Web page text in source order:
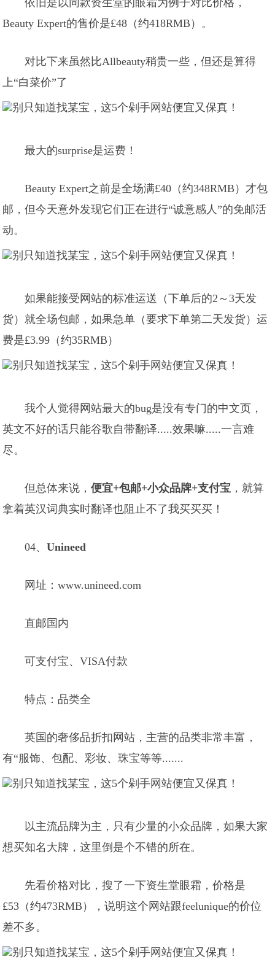
依旧是以同款资生堂的眼霜为例子对比价格，
Beauty Expert的售价是£48（约418RMB）。
对比下来虽然比Allbeauty稍贵一些，但还是算得
上“白菜价”了
最大的surprise是运费！
Beauty Expert之前是全场满£40（约348RMB）才包
邮，但今天意外发现它们正在进行“诚意感人”的免邮活
动。
如果能接受网站的标准运送（下单后的2～3天发
货）就全场包邮，如果急单（要求下单第二天发货）运
费是£3.99（约35RMB）
我个人觉得网站最大的bug是没有专门的中文页，
英文不好的话只能谷歌自带翻译.....效果嘛.....一言难
尽。
但总体来说，便宜+包邮+小众品牌+支付宝 ，就算
拿着英汉词典实时翻译也阻止不了我买买买！
04、Unineed
网址：www.unineed.com
直邮国内
可支付宝、VISA付款
特点：品类全
英国的奢侈品折扣网站，主营的品类非常丰富，
有“服饰、包配、彩妆、珠宝等等.......
以主流品牌为主，只有少量的小众品牌，如果大家
想买知名大牌，这里倒是个不错的所在。
先看价格对比，搜了一下资生堂眼霜，价格是
£53（约473RMB），说明这个网站跟feelunique的价位
差不多。